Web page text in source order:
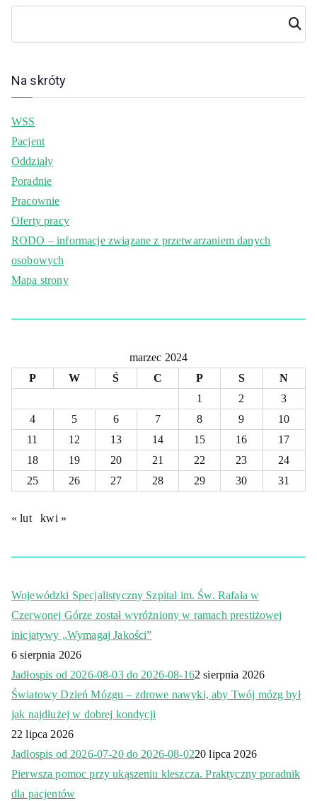
Szuka
j
Na skróty
WSS
Pacjent
Oddziały
Poradnie
Pracownie
Oferty pracy
RODO – informacje związane z przetwarzaniem danych
osobowych
Mapa strony
marzec 2024
P
W Ś C P S
N
1
2
3
4
5 6 7 8 9
10
11
12 13 14 15 16
17
18
19 20 21 22 23
24
25
26 27 28 29 30 31
« lut kwi »
Wojewódzki Specjalistyczny Szpital im. Św. Rafała w
Czerwonej Górze został wyróżniony w ramach prestiżowej
inicjatywy „Wymagaj Jakości”
6 sierpnia 2026
Jadłospis od 2026-08-03 do 2026-08-162 sierpnia 2026
Światowy Dzień Mózgu – zdrowe nawyki, aby Twój mózg był
jak najdłużej w dobrej kondycji
22 lipca 2026
Jadłospis od 2026-07-20 do 2026-08-0220 lipca 2026
Pierwsza pomoc przy ukąszeniu kleszcza. Praktyczny poradnik
dla pacjentów